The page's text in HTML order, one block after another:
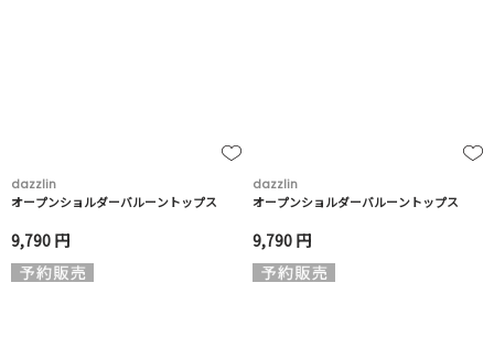
dazzlin
オープンショルダーバルーントップス
9,790 円
dazzlin
オープンショルダーバルーントップス
9,790 円